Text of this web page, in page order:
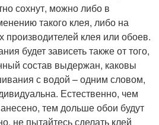
сохнут, можно либо в
такого клея, либо на
клея или обоев.
будет зависеть также от того,
состав выдержан, каковы
с водой – одним словом,
Естественно, чем
тем дольше обои будут
не пытайтесь сделать клей